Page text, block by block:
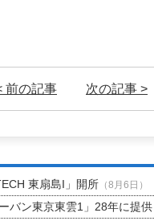
前の記事 次の記事 >
東扇島I」開所（8月6日）
バン東京東雲1」28年に提供